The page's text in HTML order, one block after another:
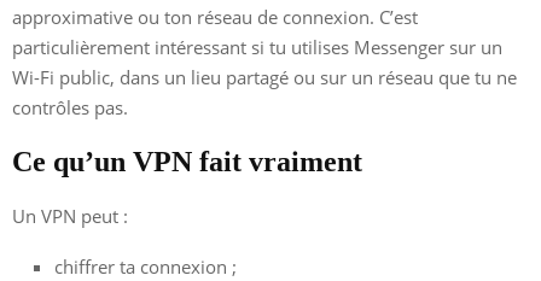
approximative ou ton réseau de connexion. C’est
particulièrement intéressant si tu utilises Messenger sur un
Wi-Fi public, dans un lieu partagé ou sur un réseau que tu ne
contrôles pas.
Ce qu’un VPN fait vraiment
Un VPN peut :
chiffrer ta connexion ;